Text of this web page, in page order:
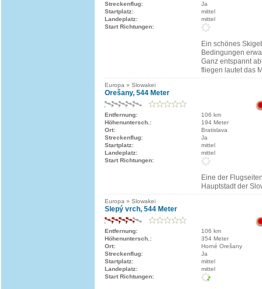
Streckenflug:
Ja
Startplatz:
mittel
Landeplatz:
mittel
Start Richtungen:
Ein schönes
Bedingungen
Ganz entspannt
fliegen lautet das
Europa » Slowakei
Orešany, 544 Meter
Entfernung:
106 km
Höhenuntersch.:
194 Meter
Ort:
Bratislava
Streckenflug:
Ja
Startplatz:
mittel
Landeplatz:
mittel
Start Richtungen:
Eine der
Hauptstadt der
Europa » Slowakei
Slepý vrch, 544 Meter
Entfernung:
106 km
Höhenuntersch.:
354 Meter
Ort:
Horné Orešany
Streckenflug:
Ja
Startplatz:
mittel
Landeplatz:
mittel
Start Richtungen: